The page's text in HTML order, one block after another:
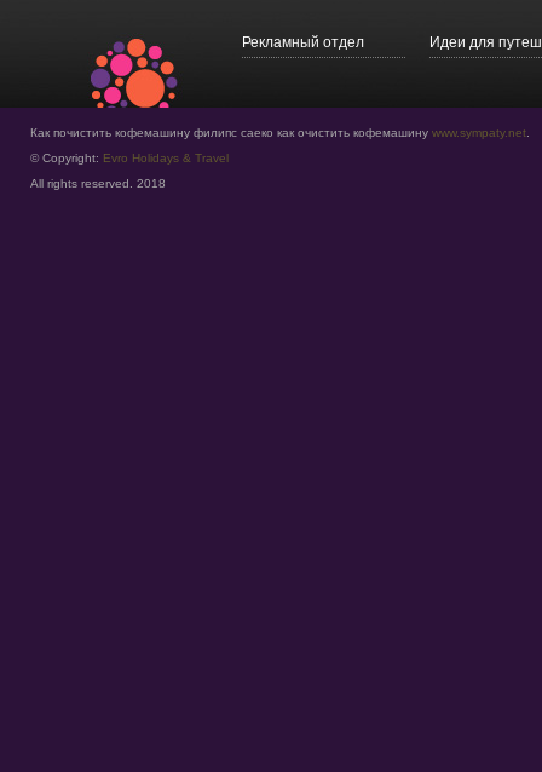
Рекламный отдел Идеи для
Как почистить кофемашину филипс саеко как очистить кофемашину www.sympaty.net.
© Copyright: Evro Holidays & Travel
All rights reserved. 2018